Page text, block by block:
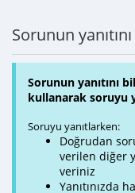
Sorunun
Sorunun yanıtını
kullanarak soruyu
Soruyu yanıtlarken:
Doğrudan
verilen diğer
veriniz
Yanıtınızda